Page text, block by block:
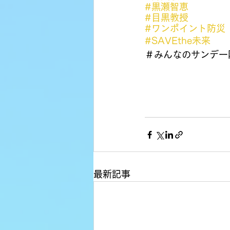
#黒瀬智恵
#目黒教授
#ワンポイント防災
#SAVEthe未来
＃みんなのサンデ
最新記事